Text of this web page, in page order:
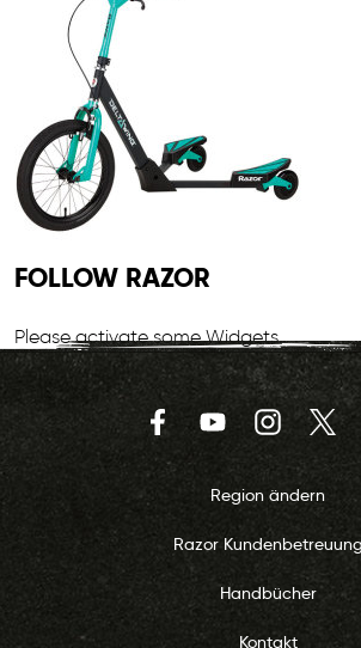
FOLLOW RAZOR
Please activate some Widgets.
FacebookYouTube
Region ändern
Razor Kundenbetreuung
Handbücher
Kontakt